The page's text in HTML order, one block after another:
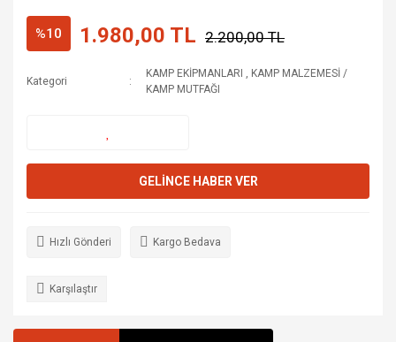
%10 1.980,00 TL 2.200,00 TL
Kategori
KAMP EKİPMANLARI , KAMP MALZEMESİ /
KAMP MUTFAĞI
GELİNCE HABER VER
Hızlı Gönderi Kargo Bedava
Karşılaştır